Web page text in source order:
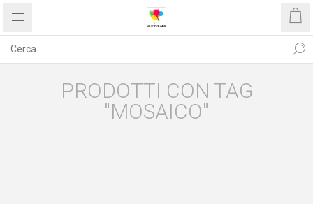
PRODOTTI CON TAG
"MOSAICO"